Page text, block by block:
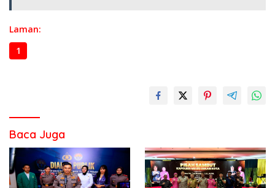
Laman:
1
Baca Juga